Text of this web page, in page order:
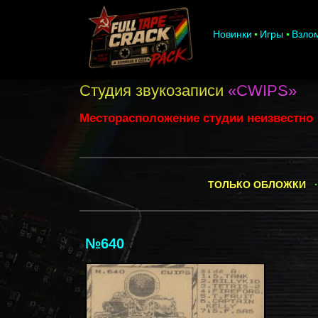
Новинки Игры
Студия звукозаписи «CWIPS»
Месторасположение студии неизвестно
ТОЛЬКО ОБЛОЖКИ·
№640